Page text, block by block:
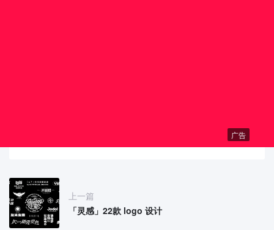
广告
上一篇
「灵感」22款 logo 设计